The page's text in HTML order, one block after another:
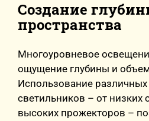
Создание
пространства
Многоуровневое
ощущение глубины и
Использование различных
светильников – от низких
высоких прожекторов –